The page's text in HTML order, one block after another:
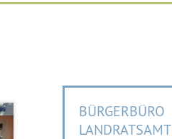
BÜRGERBÜRO
LANDRATSAMT